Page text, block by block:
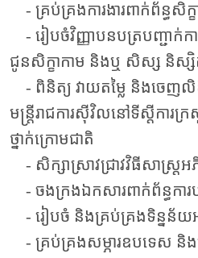
- គ្រប់គ្រងការងារពាក់ព័ន្ធសិ
- រៀបចំវិញ្ញាបនបត្របញ្ជាក់
ជូនសិក្ខាកាម និងឬ សិស្ស និស្សិ
- ពិនិត្យ វាយតម្លៃ និងចេញលិ
មន្ត្រីរាជការស៊ីវិលនៅទីស្តីការក្
ថ្នាក់ក្រោមជាតិ
- សិក្សាស្រាវជ្រាវវិធីសាស្ត្រ
- ចងក្រងឯកសារពាក់ព័ន្ធកា
- រៀបចំ និងគ្រប់គ្រងទិន្នន័យ
- គ្រប់គ្រងសម្ភារឧបទេស និងប